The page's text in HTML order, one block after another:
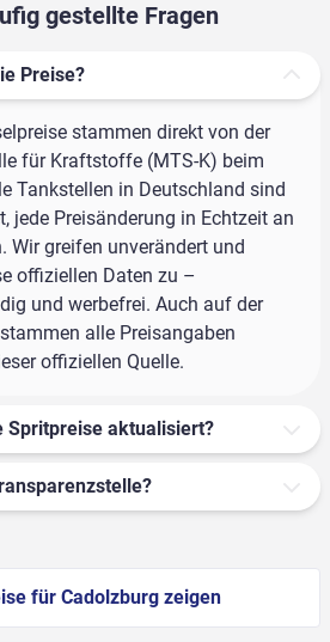
gestellte Fragen
Preise?
stammen direkt von der
für Kraftstoffe (MTS-K) beim
Tankstellen in Deutschland sind
jede Preisänderung in Echtzeit an
Wir greifen unverändert und
offiziellen Daten zu –
und werbefrei. Auch auf der
alle Preisangaben
offiziellen Quelle.
Spritpreise aktualisiert?
für Cadolzburg zeigen